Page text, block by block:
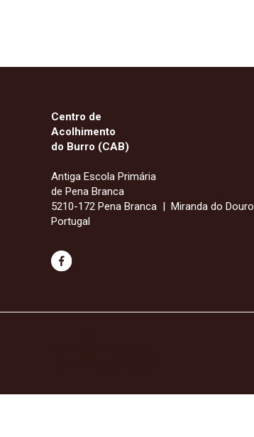
Centro de
Acolhimento
do Burro (CAB)
Antiga Escola Primária
de Pena Branca
5210-172 Pena Branca | Miranda do Douro
Portugal